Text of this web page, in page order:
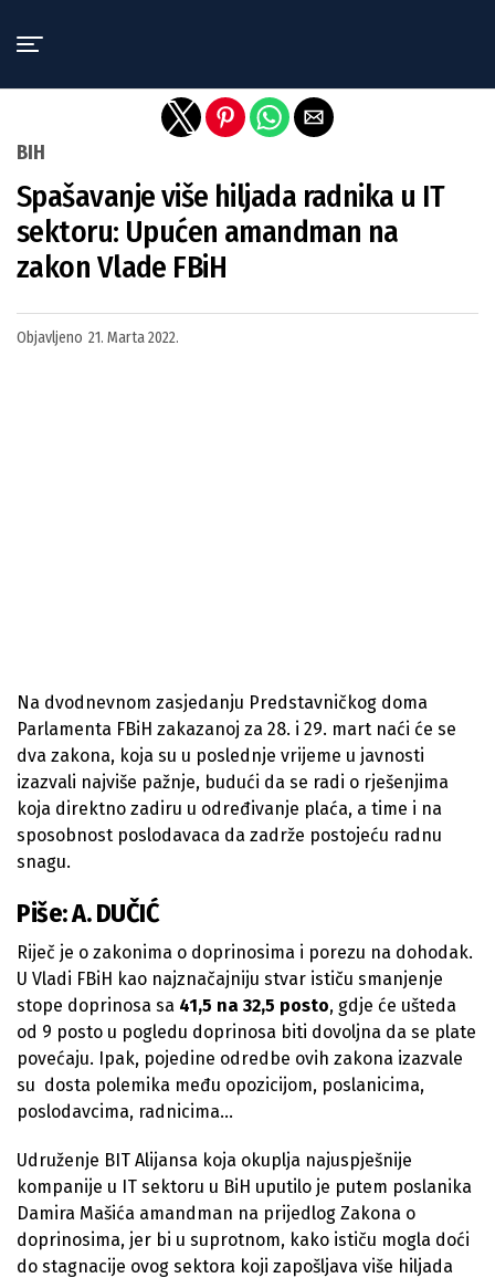
BIH
Spašavanje više hiljada radnika u IT
sektoru: Upućen amandman na
zakon Vlade FBiH
Objavljeno 21. Marta 2022.
Na dvodnevnom zasjedanju Predstavničkog doma
Parlamenta FBiH zakazanoj za 28. i 29. mart naći će se
dva zakona, koja su u poslednje vrijeme u javnosti
izazvali najviše pažnje, budući da se radi o rješenjima
koja direktno zadiru u određivanje plaća, a time i na
sposobnost poslodavaca da zadrže postojeću radnu
snagu.
Piše: A. DUČIĆ
Riječ je o zakonima o doprinosima i porezu na dohodak.
U Vladi FBiH kao najznačajniju stvar ističu smanjenje
stope doprinosa sa 41,5 na 32,5 posto, gdje će ušteda
od 9 posto u pogledu doprinosa biti dovoljna da se plate
povećaju. Ipak, pojedine odredbe ovih zakona izazvale
su dosta polemika među opozicijom, poslanicima,
poslodavcima, radnicima…
Udruženje BIT Alijansa koja okuplja najuspješnije
kompanije u IT sektoru u BiH uputilo je putem poslanika
Damira Mašića amandman na prijedlog Zakona o
doprinosima, jer bi u suprotnom, kako ističu mogla doći
do stagnacije ovog sektora koji zapošljava više hiljada